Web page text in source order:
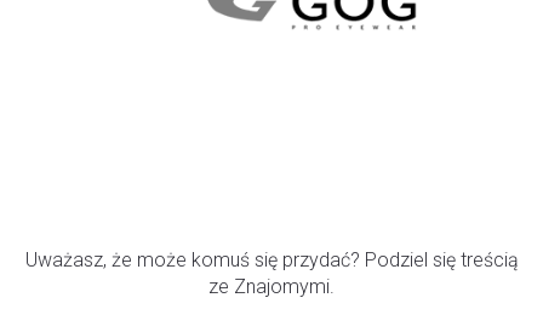
Uważasz, że może komuś się przydać? Podziel się treścią
ze Znajomymi.